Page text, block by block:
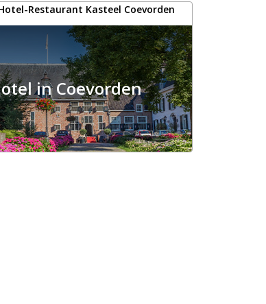
Restaurant Kasteel Coevorden
in Coevorden